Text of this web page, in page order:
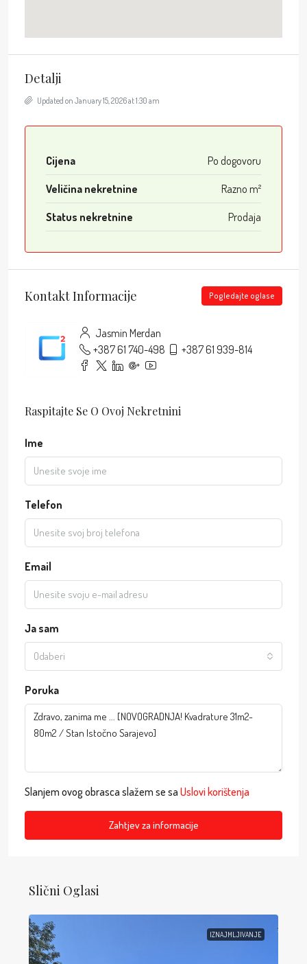
Detalji
Updated on January 15, 2026 at 1:30 am
Cijena Po dogovoru
Veličina nekretnine Razno m²
Status nekretnine Prodaja
Kontakt Informacije Pogledajte oglase
Jasmin Merdan
+387 61 740-498
+387 61 939-814
Raspitajte Se O Ovoj Nekretnini
Ime
Telefon
Email
Ja sam
Odaberi
Poruka
Slanjem ovog obrasca slažem se sa Uslovi korištenja
Zahtjev za informacije
Slični Oglasi
IZNAJMLJIVANJE